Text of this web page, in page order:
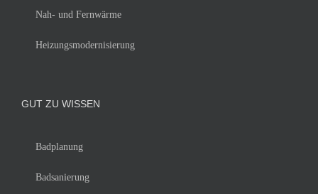
Nah- und Fernwärme
Heizungsmodernisierung
GUT ZU WISSEN
Badplanung
Badsanierung